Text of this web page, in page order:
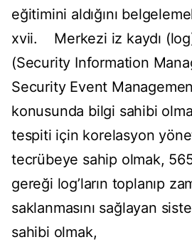
eğitimini aldığını
xvii. Merkezi iz kaydı
(Security Information
Security Event
konusunda bilgi sahibi
tespiti için korelasyon
tecrübeye sahip olmak,
gereği log’ların toplanıp
saklanmasını sağlayan
sahibi olmak,